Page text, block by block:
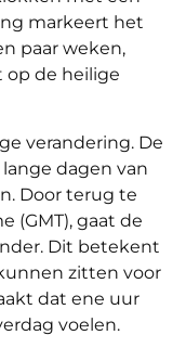
markeert het
paar weken,
op de heilige
verandering. De
dagen van
Door terug te
(GMT), gaat de
Dit betekent
zitten voor
dat ene uur
voelen.